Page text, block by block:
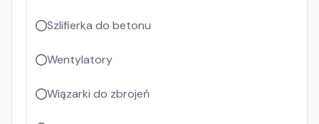
Szlifierka do betonu
Wentylatory
Wiązarki do zbrojeń